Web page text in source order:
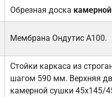
Обрезная доска
Мембрана Ондутис А100.
Стойки каркаса из
шагом 590 мм. Верхняя
камерной сушки 45х145/